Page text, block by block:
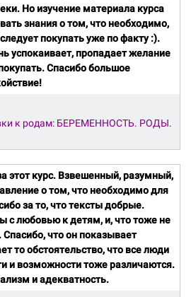
Но изучение материала курса
знания о том, что необходимо,
покупать уже по факту :).
успокаивает, пропадает желание
Спасибо большое
к родам: БЕРЕМЕННОСТЬ. РОДЫ.
этот курс. Взвешенный, разумный,
о том, что необходимо для
за то, что тексты добрые.
с любовью к детям, и, что тоже не
что он показывает
то обстоятельство, что все люди
и возможности тоже различаются.
и адекватность.